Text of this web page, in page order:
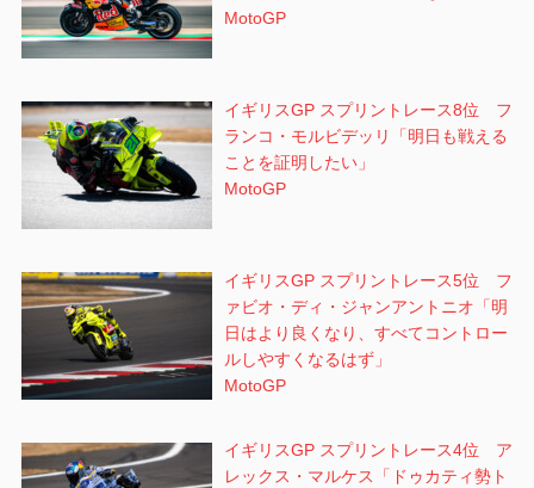
MotoGP
イギリスGP スプリントレース8位 フ
ランコ・モルビデッリ「明日も戦える
ことを証明したい」
MotoGP
イギリスGP スプリントレース5位 フ
ァビオ・ディ・ジャンアントニオ「明
日はより良くなり、すべてコントロー
ルしやすくなるはず」
MotoGP
イギリスGP スプリントレース4位 ア
レックス・マルケス「ドゥカティ勢ト